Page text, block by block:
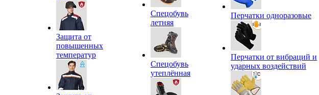
Защита от
повышенных
температур
Спецобувь
летняя
Спецобувь
утеплённая
Перчатки одноразовые
Перчатки от вибраций и
ударных воздействий